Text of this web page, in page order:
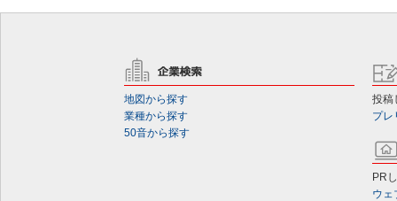
地図から探す
業種から探す
50音から探す
投稿
プレ
PR
ウェ